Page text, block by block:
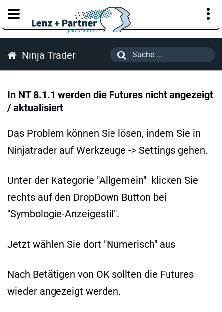
KUNDENPORTAL
Ninja Trader
In NT 8.1.1 werden die Futures nicht angezeigt
/ aktualisiert
Das Problem können Sie lösen, indem Sie in
Ninjatrader auf Werkzeuge -> Settings gehen.
Unter der Kategorie "Allgemein" klicken Sie
rechts auf den DropDown Button bei
"Symbologie-Anzeigestil".
Jetzt wählen Sie dort "Numerisch" aus
Nach Betätigen von OK sollten die Futures
wieder angezeigt werden.